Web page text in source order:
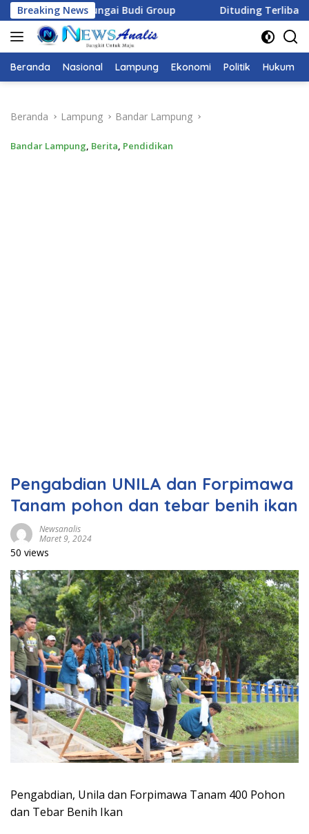
Langsung
ke
konten
Breaking News
Group Dituding Terlibat Mafia Aset, Sekdaprov
Beranda Nasional Lampung Ekonomi Politik Hukum
Beranda Lampung Bandar Lampung
Bandar Lampung, Berita, Pendidikan
Pengabdian UNILA dan Forpimawa
Tanam pohon dan tebar benih ikan
Newsanalis
Maret 9, 2024
50 views
Pengabdian, Unila dan Forpimawa Tanam 400 Pohon
dan Tebar Benih Ikan